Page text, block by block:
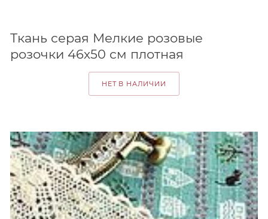
Ткань серая Мелкие розовые
розочки 46х50 см плотная
НЕТ В НАЛИЧИИ